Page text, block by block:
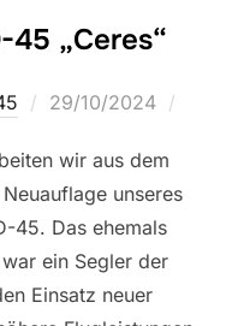
„Ceres“
Veröffentlicht
29/10/2024
wir aus dem
unseres
45. Das ehemals
ein Segler der
Einsatz neuer